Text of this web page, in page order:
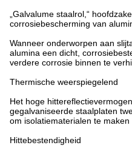
„Galvalume staalrol,“
corrosiebescherming van
Wanneer onderworpen aan
alumina een dicht,
verdere corrosie binnen te
Thermische weerspiegelend
Het hoge
gegalvaniseerde staalplaten
om isolatiematerialen te maken
Hittebestendigheid